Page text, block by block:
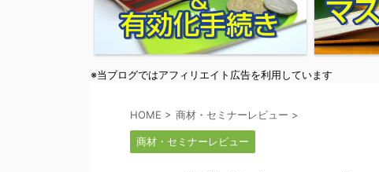
※当ブログではアフィリエイト広告を利用しています
HOME > 商材・セミナーレビュー >
商材・セミナーレビュー